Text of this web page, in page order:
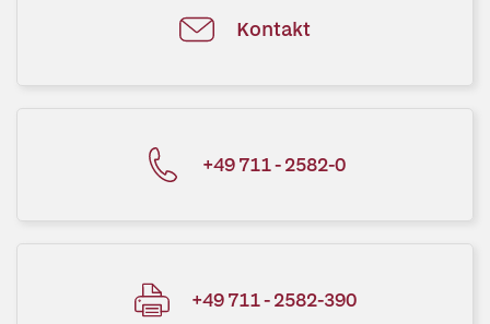
Kontakt
+49 711 - 2582-0
+49 711 - 2582-390